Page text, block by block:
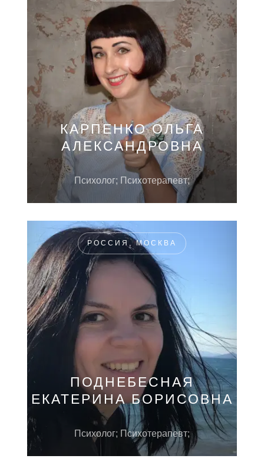
КАРПЕНКО ОЛЬГА
АЛЕКСАНДРОВНА
Психолог; Психотерапевт;
РОССИЯ, МОСКВА
ПОДНЕБЕСНАЯ
ЕКАТЕРИНА БОРИСОВНА
Психолог; Психотерапевт;